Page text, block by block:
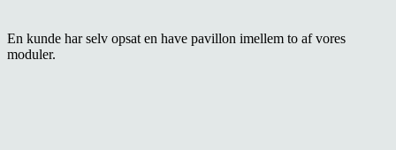
En kunde har selv opsat en have pavillon imellem to af vores
moduler.